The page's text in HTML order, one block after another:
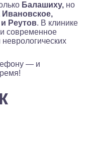
Балашиху, но
Реутов. В клинике
современное
— и